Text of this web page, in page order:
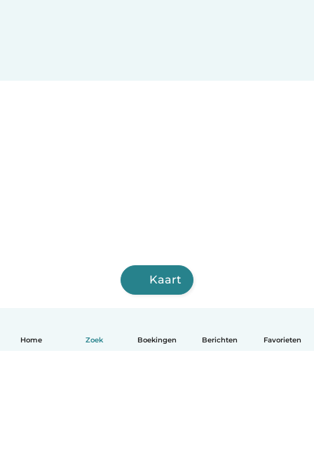
Home Zoek Boekingen Berichten Favorieten
Kaart